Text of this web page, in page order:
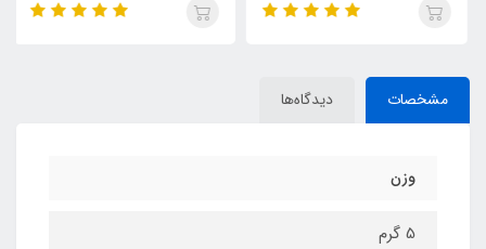
مشخصات دیدگاه‌ها
وزن
5 گرم